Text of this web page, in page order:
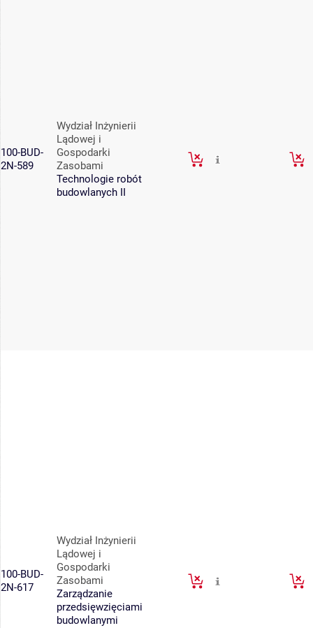
100-BUD-
2N-589
Wydział Inżynierii
Lądowej i
Gospodarki
Zasobami
Technologie robót
budowlanych II
100-BUD-
2N-617
Wydział Inżynierii
Lądowej i
Gospodarki
Zasobami
Zarządzanie
przedsięwzięciami
budowlanymi